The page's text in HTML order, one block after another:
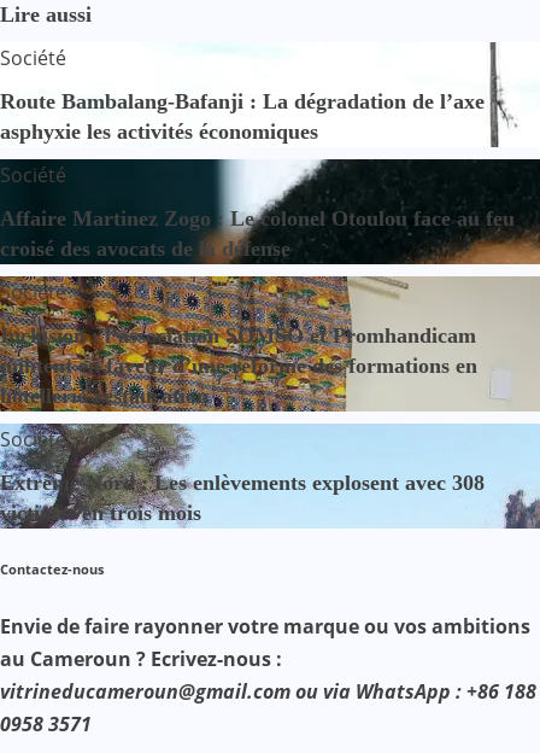
Lire aussi
Société
Route Bambalang-Bafanji : La dégradation de l’axe
asphyxie les activités économiques
Société
Affaire Martinez Zogo : Le colonel Otoulou face au feu
croisé des avocats de la défense
Société
Inclusion : l’association SOMSO et Promhandicam
militent en faveur d’une réforme des formations en
hôtellerie-restauration
Société
Extrême-Nord : Les enlèvements explosent avec 308
victimes en trois mois
Contactez-nous
Envie de faire rayonner votre marque ou vos ambitions
au Cameroun ? Ecrivez-nous :
vitrineducameroun@gmail.com ou via WhatsApp : +86 188
0958 3571